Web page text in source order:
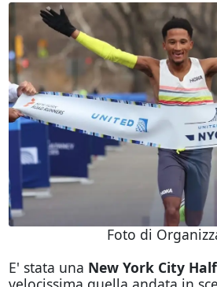
Foto di
E' stata una New York City